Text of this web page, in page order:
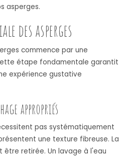
asperges.
des asperges
commence par une
étape fondamentale garantit
expérience gustative
appropriés
pas systématiquement
une texture fibreuse. La
retirée. Un lavage à l'eau